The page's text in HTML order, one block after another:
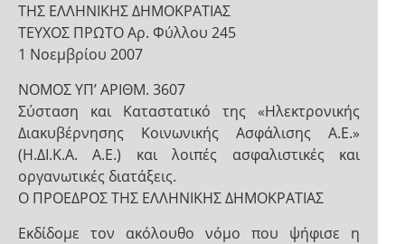
ΤΗΣ ΕΛΛΗΝΙΚΗΣ ΔΗΜΟΚΡΑΤΙΑΣ
ΤΕΥΧΟΣ ΠΡΩΤΟ Αρ. Φύλλου 245
1 Νοεμβρίου 2007
NOMOΣ ΥΠ’ ΑΡΙΘΜ. 3607
Σύσταση και Καταστατικό της «Ηλεκτρονικής
Διακυβέρνησης Κοινωνικής Ασφάλισης Α.Ε.»
(Η.ΔΙ.Κ.Α. Α.Ε.) και λοιπές ασφαλιστικές και
οργανωτικές διατάξεις.
Ο ΠΡΟΕΔΡΟΣ ΤΗΣ ΕΛΛΗΝΙΚΗΣ ΔΗΜΟΚΡΑΤΙΑΣ
Εκδίδομε τον ακόλουθο νόμο που ψήφισε η